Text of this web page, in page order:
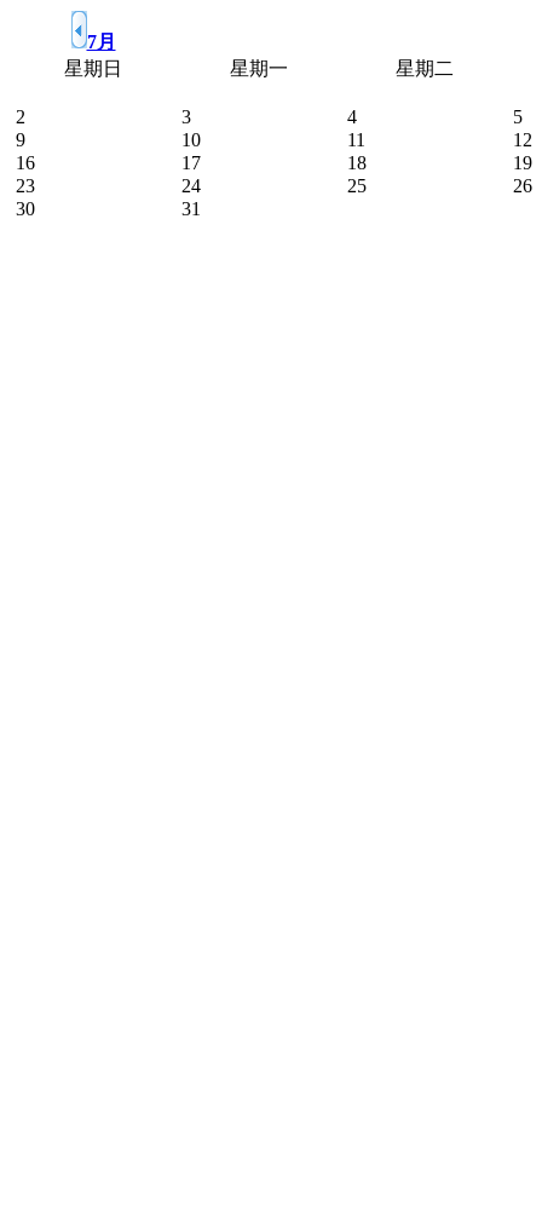
7月
星期日
星期一 星期二
2 3 4
5
9
10 11
12
16
17 18
19
23
24 25
26
30
31